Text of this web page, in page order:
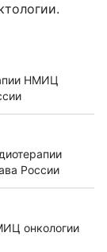
НМИЦ
России
онкологии